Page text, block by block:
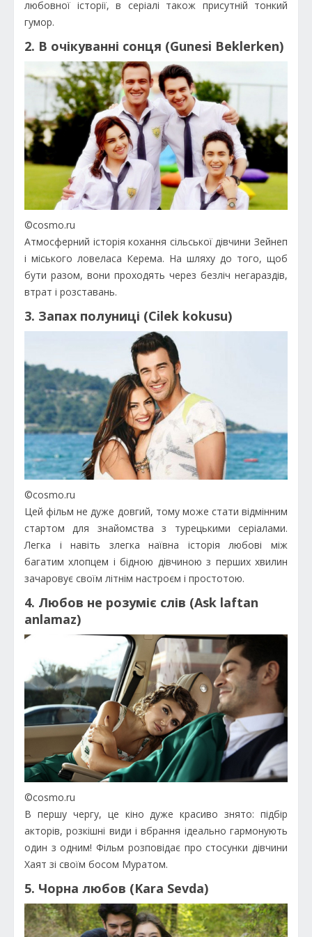
любовної історії, в серіалі також присутній тонкий
гумор.
2. В очікуванні сонця (Gunesi Beklerken)
©cosmo.ru
Атмосферний історія кохання сільської дівчини Зейнеп
і міського ловеласа Керема. На шляху до того, щоб
бути разом, вони проходять через безліч негараздів,
втрат і розставань.
3. Запах полуниці (Cilek kokusu)
©cosmo.ru
Цей фільм не дуже довгий, тому може стати відмінним
стартом для знайомства з турецькими серіалами.
Легка і навіть злегка наївна історія любові між
багатим хлопцем і бідною дівчиною з перших хвилин
зачаровує своїм літнім настроєм і простотою.
4. Любов не розуміє слів (Ask laftan
anlamaz)
©cosmo.ru
В першу чергу, це кіно дуже красиво знято: підбір
акторів, розкішні види і вбрання ідеально гармонують
один з одним! Фільм розповідає про стосунки дівчини
Хаят зі своїм босом Муратом.
5. Чорна любов (Kara Sevda)